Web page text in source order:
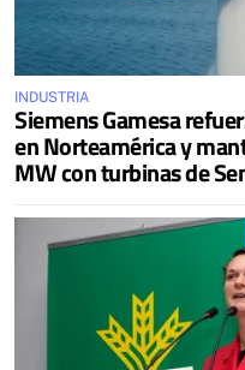
INDUSTRIA
Siemens Gamesa
en Norteamérica y
MW con turbinas de